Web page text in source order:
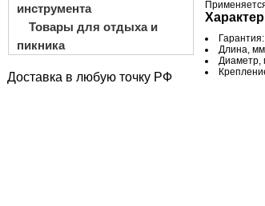
инструмента
Товары для отдыха и
пикника
Доставка в любую точку РФ
Длина,
Диаметр,